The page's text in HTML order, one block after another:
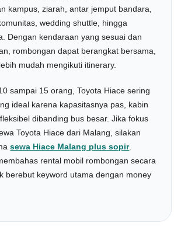
kampus, ziarah, antar jemput bandara,
wedding shuttle, hingga
Dengan kendaraan yang sesuai dan
rombongan dapat berangkat bersama,
mudah mengikuti itinerary.
sampai 15 orang, Toyota Hiace sering
ideal karena kapasitasnya pas, kabin
dibanding bus besar. Jika fokus
Toyota Hiace dari Malang, silakan
sewa Hiace Malang plus sopir.
rental mobil rombongan secara
berebut keyword utama dengan money